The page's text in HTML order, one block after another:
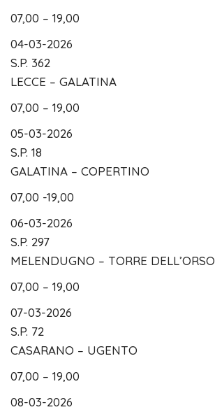
07,00 – 19,00
04-03-2026
S.P. 362
LECCE – GALATINA
07,00 – 19,00
05-03-2026
S.P. 18
GALATINA – COPERTINO
07,00 -19,00
06-03-2026
S.P. 297
MELENDUGNO – TORRE DELL’ORSO
07,00 – 19,00
07-03-2026
S.P. 72
CASARANO – UGENTO
07,00 – 19,00
08-03-2026